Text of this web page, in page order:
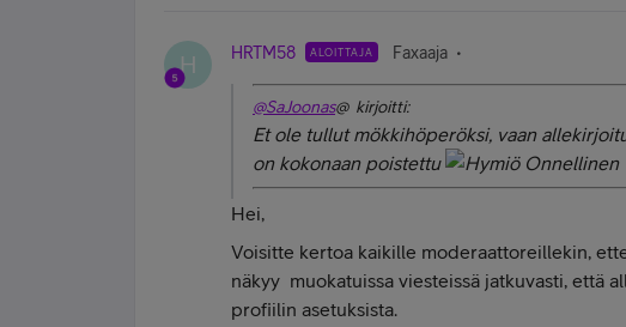
H HRTM58 ALOITTAJA Faxaaja
@SaJoonas@ kirjoitti:
Et ole tullut mökkihöperöksi, vaan
on kokonaan poistettu
Hei,
Voisitte kertoa kaikille moderaattoreillekin,
näkyy muokatuissa viesteissä jatkuvasti, että
profiilin asetuksista.